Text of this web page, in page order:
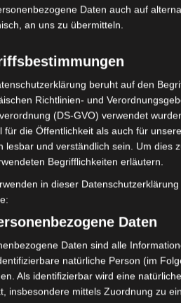
Millimetern am reichlichsten von
In Kef und Kalaat Senan
nur 1 Millimeter in Dahmani.
und sowohl in El Krib als auch
3 Millimeter Niederschlag
Hagelschauern in der
in Zaghouan geprägt war.
Limited, Gordon House, Barrow Street,
Es werden seitens Google Adsense
genau entnehmen Sie bitte den
ist deaktiviert.
Daten auch auf
an uns zu übermitteln.
beruht auf den
Richtlinien- und
(DS-GVO) verwendet
für die Öffentlichkeit als auch für
lesbar und verständlich sein. Um dies
Begrifflichkeiten erläutern.
in dieser
Daten
Daten sind alle
natürliche Person (im
Als identifizierbar wird eine
insbesondere mittels Zuordnung zu